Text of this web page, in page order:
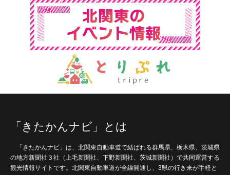
「きたかんナビ」とは
「きたかんナビ」は、北関東自動車道で結ばれる群馬県、栃木県、茨城県
の地方新聞社３社（上毛新聞社、下野新聞社、茨城新聞社）で共同運営する
観光情報サイトです。北関東自動車道が全線開通し、3県の行き来が手軽と